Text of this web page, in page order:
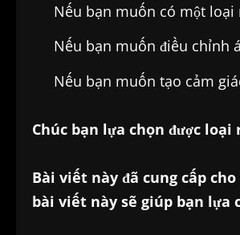
Nếu bạn muốn có một loại
Nếu bạn muốn điều chỉnh
Nếu bạn muốn tạo cảm
Chúc bạn lựa chọn được
Bài viết này đã cung cấp
bài viết này sẽ giúp bạn lựa